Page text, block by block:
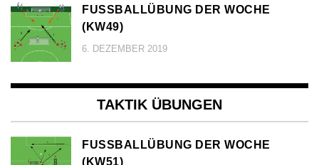
FUSSBALLÜBUNG DER WOCHE (
KW49)
6. DEZEMBER 2019
TAKTIK ÜBUNGEN
FUSSBALLÜBUNG DER WOCHE (
KW51)